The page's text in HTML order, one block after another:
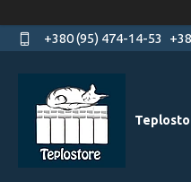
+380 (95) 474-14-53